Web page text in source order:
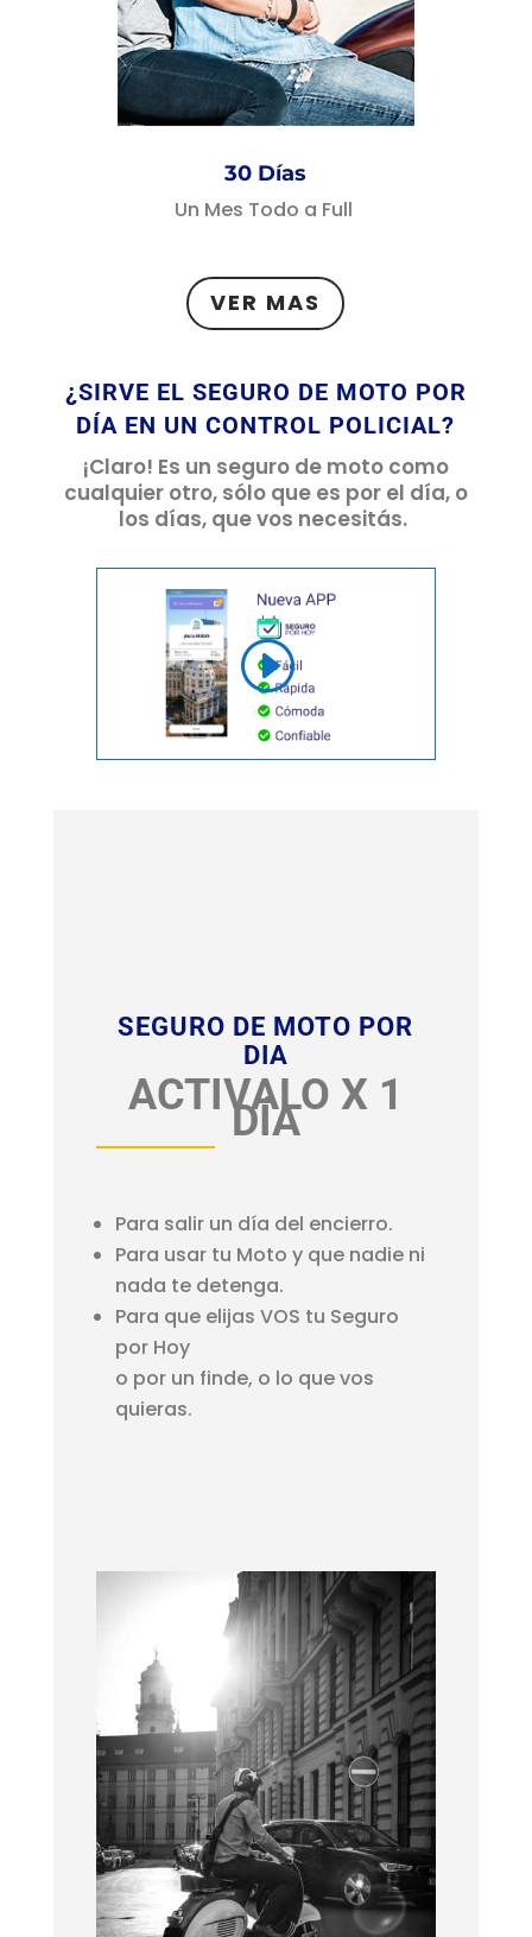
30 Días
Un Mes Todo a Full
VER MAS
¿SIRVE EL SEGURO DE MOTO POR
DÍA EN UN CONTROL POLICIAL?
¡Claro! Es un seguro de moto como
cualquier otro, sólo que es por el día, o
los días, que vos necesitás.
SEGURO DE MOTO POR
DIA
ACTIVALO X 1
DÍA
Para salir un día del encierro.
Para usar tu Moto y que nadie ni
nada te detenga.
Para que elijas VOS tu Seguro
por Hoy
o por un finde, o lo que vos
quieras.